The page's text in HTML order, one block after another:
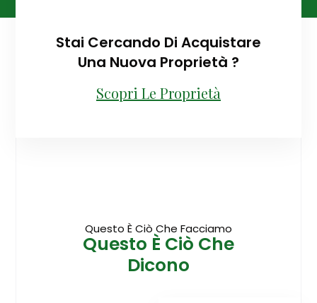
Stai Cercando Di Acquistare
Una Nuova Proprietà ?
Scopri Le Proprietà
Questo È Ciò Che Facciamo
Questo È Ciò Che
Dicono